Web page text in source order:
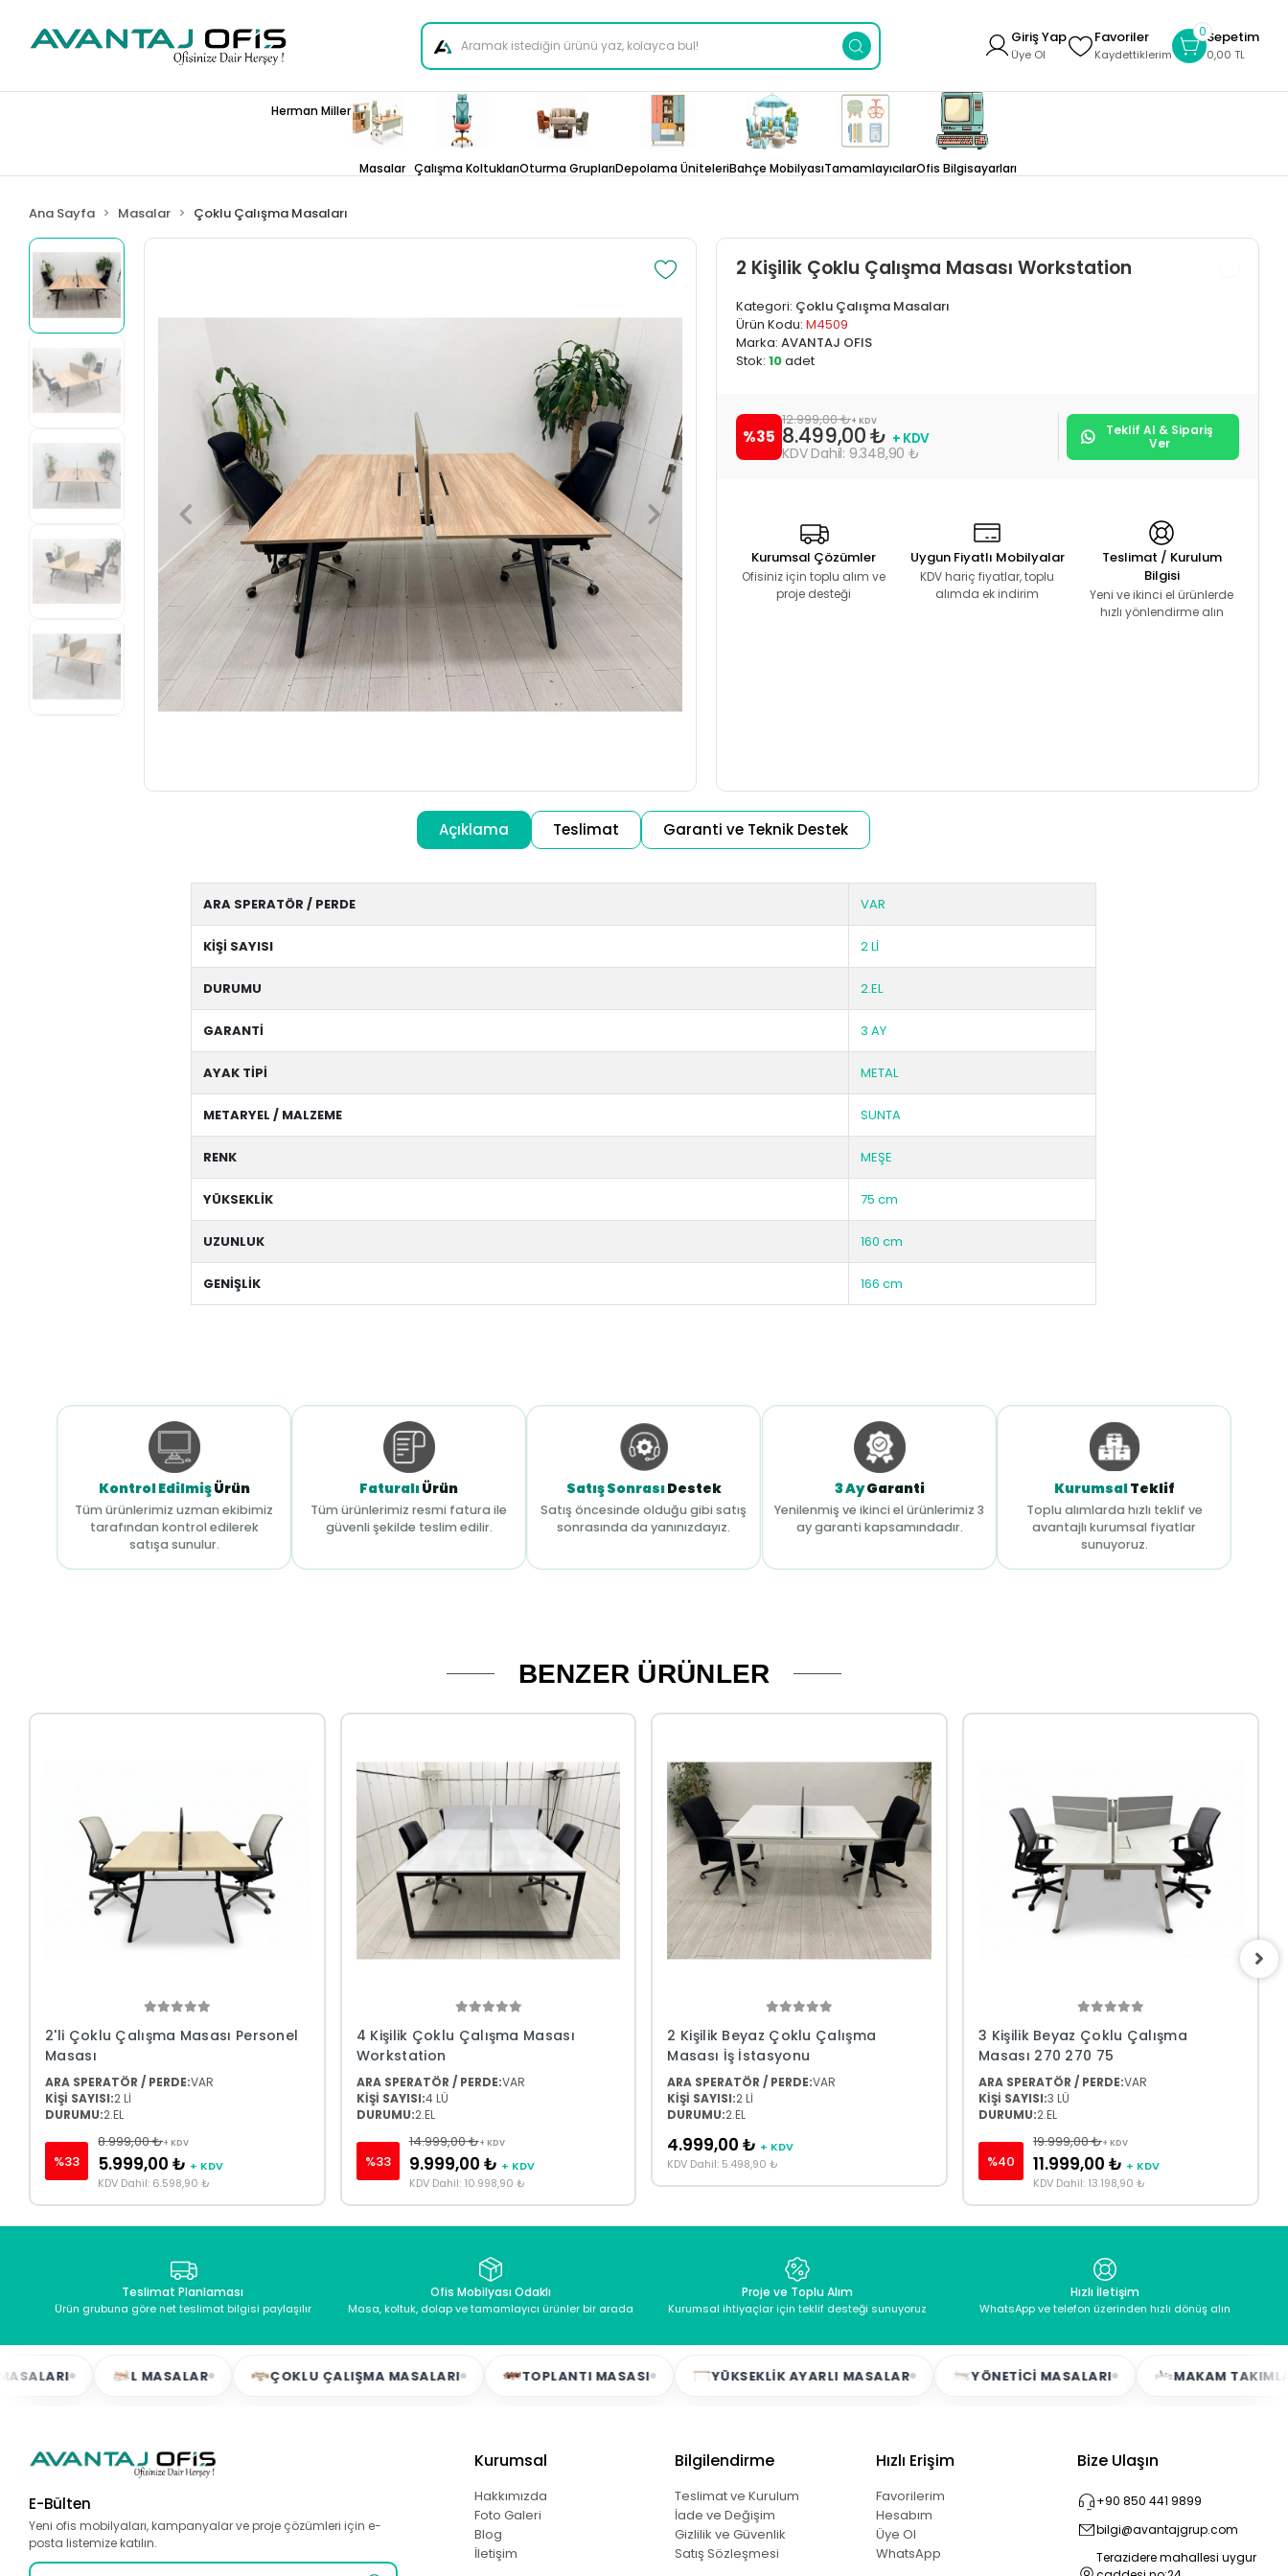
Giriş Yap
Üye Ol
Favoriler
Kaydettiklerim
0Sepetim
0,00 TL
Herman Miller
Masalar Çalışma KoltuklarıOturma GruplarıDepolama ÜniteleriBahçe MobilyasıTamamlayıcılarOfis Bilgisayarları
Ana Sayfa Masalar Çoklu Çalışma Masaları
2 Kişilik Çoklu Çalışma Masası Workstation
Kategori: Çoklu Çalışma Masaları
Ürün Kodu:M4509
Marka:AVANTAJ OFIS
Stok:10adet
%35
12.999,00 ₺+ KDV
8.499,00 ₺ + KDV
9.348,90 ₺
Teklif Al & Sipariş
Ver
Kurumsal Çözümler
Ofisiniz için toplu alım ve
proje desteği
Uygun Fiyatlı Mobilyalar
KDV hariç fiyatlar, toplu
alımda ek indirim
Teslimat / Kurulum
Bilgisi
Yeni ve ikinci el ürünlerde
hızlı yönlendirme alın
Açıklama Teslimat Garanti ve Teknik Destek
ARA SPERATÖR / PERDE VAR
KİŞİ SAYISI 2 Lİ
DURUMU 2.EL
GARANTİ 3 AY
AYAK TİPİ METAL
METARYEL / MALZEME SUNTA
RENK MEŞE
YÜKSEKLİK 75 cm
UZUNLUK 160 cm
GENİŞLİK 166 cm
Kontrol EdilmişÜrün
Tüm ürünlerimiz uzman ekibimiz
tarafından kontrol edilerek
satışa sunulur.
FaturalıÜrün
Tüm ürünlerimiz resmi fatura ile
güvenli şekilde teslim edilir.
Satış SonrasıDestek
Satış öncesinde olduğu gibi satış
sonrasında da yanınızdayız.
3 AyGaranti
Yenilenmiş ve ikinci el ürünlerimiz 3
ay garanti kapsamındadır.
KurumsalTeklif
Toplu alımlarda hızlı teklif ve
avantajlı kurumsal fiyatlar
sunuyoruz.
BENZER ÜRÜNLER
2'li Çoklu Çalışma Masası Personel
Masası
ARA SPERATÖR / PERDE:VAR
KİŞİ SAYISI:2 Lİ
DURUMU:2.EL
%33
8.999,00 ₺+ KDV
5.999,00 ₺ + KDV
KDV Dahil: 6.598,90 ₺
4 Kişilik Çoklu Çalışma Masası
Workstation
ARA SPERATÖR / PERDE:VAR
KİŞİ SAYISI:4 LÜ
DURUMU:2.EL
%33
14.999,00 ₺+ KDV
9.999,00 ₺ + KDV
KDV Dahil: 10.998,90 ₺
2 Kişilik Beyaz Çoklu Çalışma
Masası İş İstasyonu
ARA SPERATÖR / PERDE:VAR
KİŞİ SAYISI:2 Lİ
DURUMU:2.EL
4.999,00 ₺ + KDV
KDV Dahil: 5.498,90 ₺
3 Kişilik Beyaz Çoklu Çalışma
Masası 270 270 75
ARA SPERATÖR / PERDE:VAR
KİŞİ SAYISI:3 LÜ
DURUMU:2.EL
%40
19.999,00 ₺+ KDV
11.999,00 ₺ + KDV
KDV Dahil: 13.198,90 ₺
Teslimat Planlaması
Ürün grubuna göre net teslimat bilgisi paylaşılır
Ofis Mobilyası Odaklı
Masa, koltuk, dolap ve tamamlayıcı ürünler bir arada
Proje ve Toplu Alım
Kurumsal ihtiyaçlar için teklif desteği sunuyoruz
Hızlı İletişim
WhatsApp ve telefon üzerinden hızlı dönüş alın
L MASALAR ÇOKLU ÇALIŞMA MASALARI TOPLANTI MASASI YÜKSEKLIK AYARLI MASALAR YÖNETICI MASALARI MAKAM TAKIMLARI
E-Bülten
Yeni ofis mobilyaları, kampanyalar ve proje çözümleri için e-
posta listemize katılın.
Kurumsal
Hakkımızda
Foto Galeri
Blog
İletişim
Bilgilendirme
Teslimat ve Kurulum
İade ve Değişim
Gizlilik ve Güvenlik
Satış Sözleşmesi
Hızlı Erişim
Favorilerim
Hesabım
Üye Ol
WhatsApp
Bize Ulaşın
+90 850 441 9899
bilgi@avantajgrup.com
Terazidere mahallesi uygur